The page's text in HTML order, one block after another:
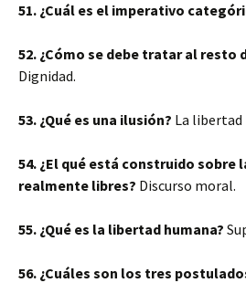
51. ¿Cuál es el imperativo
52. ¿Cómo se debe tratar al resto
Dignidad.
53. ¿Qué es una ilusión? La libertad
54. ¿El qué está construido sobre
realmente libres? Discurso moral.
55. ¿Qué es la libertad humana?
56. ¿Cuáles son los tres